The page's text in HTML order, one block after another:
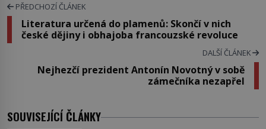
PŘEDCHOZÍ ČLÁNEK
Literatura určená do plamenů: Skončí v nich
české dějiny i obhajoba francouzské revoluce
DALŠÍ ČLÁNEK
Nejhezčí prezident Antonín Novotný v sobě
zámečníka nezapřel
SOUVISEJÍCÍ ČLÁNKY